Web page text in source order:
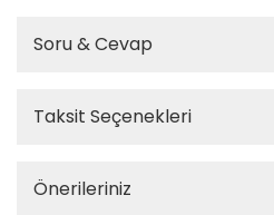
Soru & Cevap
Taksit Seçenekleri
Önerileriniz